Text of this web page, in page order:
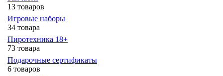
13 товаров
Игровые наборы
34 товара
Пиротехника 18+
73 товара
Подарочные сертификаты
6 товаров